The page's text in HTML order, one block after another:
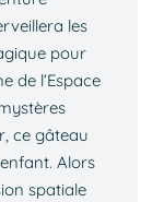
les
pour
de l’Espace
ce gâteau
Alors
spatiale